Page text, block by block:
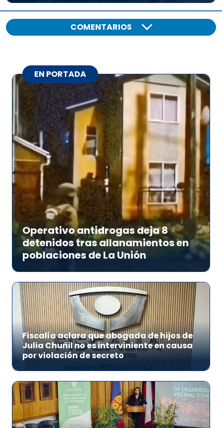
COMENTARIOS
EN PORTADA
Operativo antidrogas deja 8
detenidos tras allanamientos en
poblaciones de La Unión
Fiscalía aclara que abogada de hijos de
Julia Chuñil no es interviniente en causa
por violación de secreto